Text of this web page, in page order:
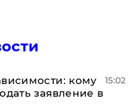
кому
заявление в
15:02